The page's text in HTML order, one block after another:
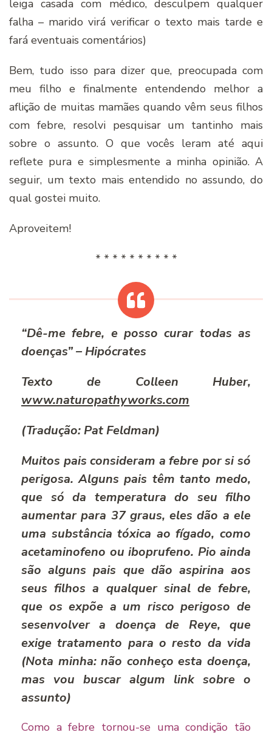
leiga casada com médico, desculpem qualquer
falha – marido virá verificar o texto mais tarde e
fará eventuais comentários)
Bem, tudo isso para dizer que, preocupada com
meu filho e finalmente entendendo melhor a
aflição de muitas mamães quando vêm seus filhos
com febre, resolvi pesquisar um tantinho mais
sobre o assunto. O que vocês leram até aqui
reflete pura e simplesmente a minha opinião. A
seguir, um texto mais entendido no assundo, do
qual gostei muito.
Aproveitem!
* * * * * * * * * *
“Dê-me febre, e posso curar todas as
doenças”– Hipócrates
Texto de Colleen Huber,
www.naturopathyworks.com
(Tradução: Pat Feldman)
Muitos pais consideram a febre por si só
perigosa. Alguns pais têm tanto medo,
que só da temperatura do seu filho
aumentar para 37 graus, eles dão a ele
uma substância tóxica ao fígado, como
acetaminofeno ou iboprufeno. Pio ainda
são alguns pais que dão aspirina aos
seus filhos a qualquer sinal de febre,
que os expõe a um risco perigoso de
sesenvolver a doença de Reye, que
exige tratamento para o resto da vida
(Nota minha: não conheço esta doença,
mas vou buscar algum link sobre o
assunto)
Como a febre tornou-se uma condição tão